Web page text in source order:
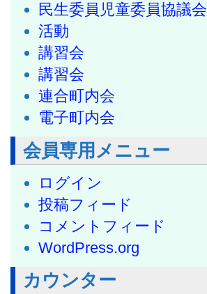
民生委員児童委員協議会
活動
講習会
講習会
連合町内会
電子町内会
会員専用メニュー
ログイン
投稿フィード
コメントフィード
WordPress.org
カウンター